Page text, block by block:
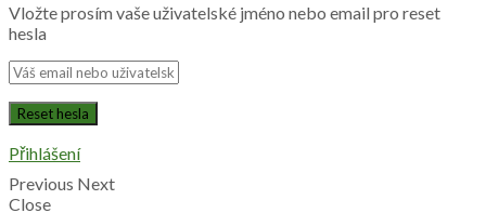
Vložte prosím vaše uživatelské jméno nebo email pro reset
hesla
Přihlášení
Previous Next
Close